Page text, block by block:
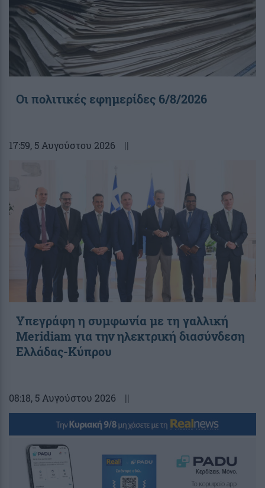
Οι πολιτικές εφημερίδες 6/8/2026
17:59, 5 Αυγούστου 2026 ||
Υπεγράφη η συμφωνία με τη γαλλική
Meridiam για την ηλεκτρική διασύνδεση
Ελλάδας-Κύπρου
08:18, 5 Αυγούστου 2026 ||